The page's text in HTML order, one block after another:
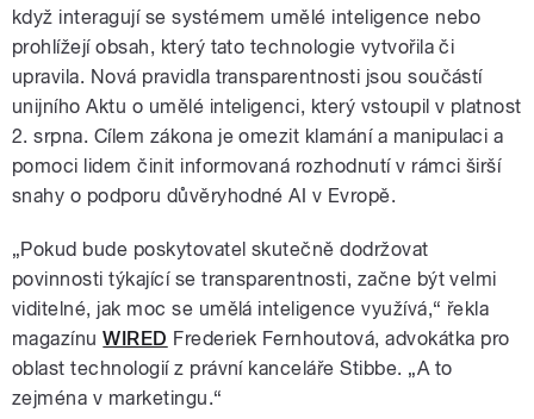
když interagují se systémem umělé inteligence nebo
prohlížejí obsah, který tato technologie vytvořila či
upravila. Nová pravidla transparentnosti jsou součástí
unijního Aktu o umělé inteligenci, který vstoupil v platnost
2. srpna. Cílem zákona je omezit klamání a manipulaci a
pomoci lidem činit informovaná rozhodnutí v rámci širší
snahy o podporu důvěryhodné AI v Evropě.
„Pokud bude poskytovatel skutečně dodržovat
povinnosti týkající se transparentnosti, začne být velmi
viditelné, jak moc se umělá inteligence využívá,“ řekla
magazínuWIRED Frederiek Fernhoutová, advokátka pro
oblast technologií z právní kanceláře Stibbe. „A to
zejména v marketingu.“